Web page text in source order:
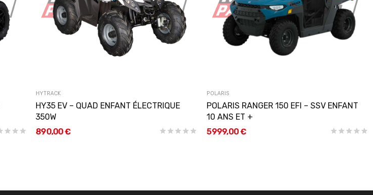
HYTRACK
HY35 EV – QUAD ENFANT ÉLECTRIQUE
350W
890,00 €
POLARIS
POLARIS RANGER 150 EFI – SSV ENFANT
10 ANS ET +
5 999,00 €